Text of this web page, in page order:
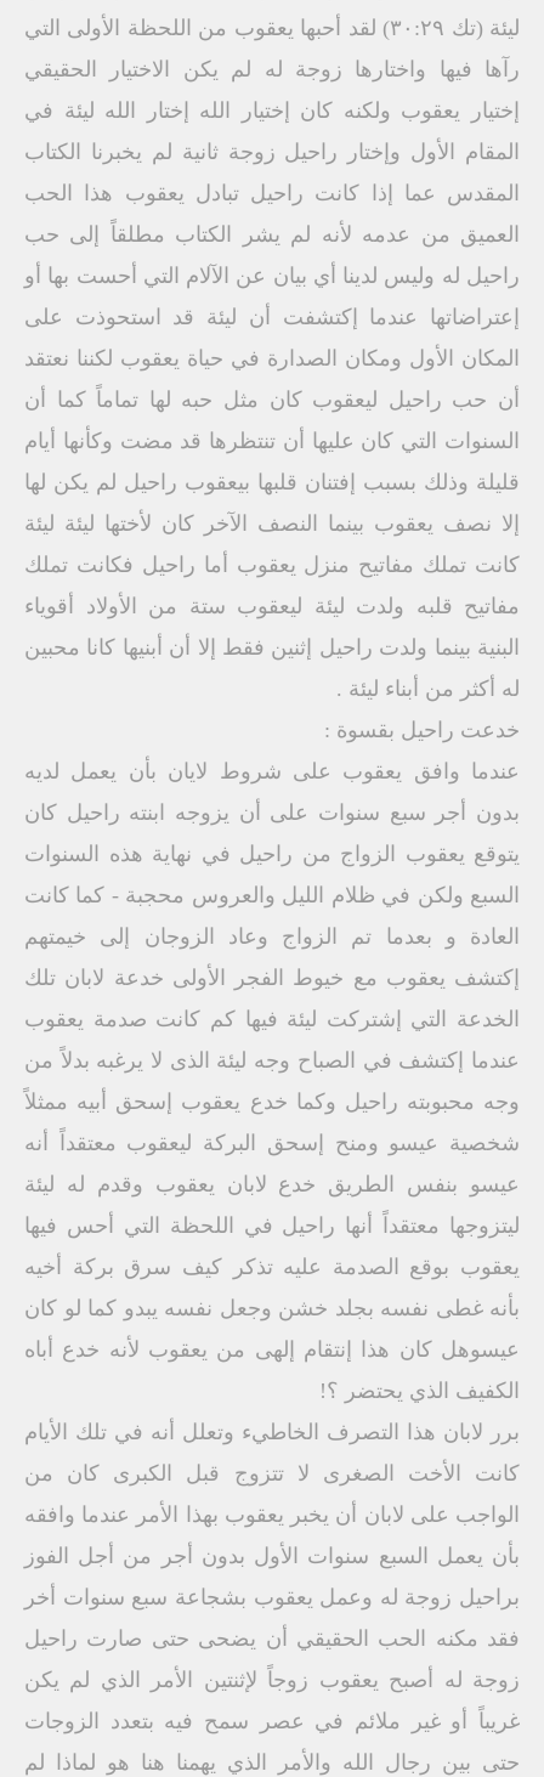
ليئة (تك ۳۰:۲۹) لقد أحبها يعقوب من اللحظة الأولى التي
رآها فيها واختارها زوجة له لم يكن الاختيار الحقيقي
إختيار يعقوب ولكنه كان إختيار الله إختار الله ليئة في
المقام الأول وإختار راحيل زوجة ثانية لم يخبرنا الكتاب
المقدس عما إذا كانت راحيل تبادل يعقوب هذا الحب
العميق من عدمه لأنه لم يشر الكتاب مطلقاً إلى حب
راحيل له وليس لدينا أي بيان عن الآلام التي أحست بها أو
إعتراضاتها عندما إكتشفت أن ليئة قد استحوذت على
المكان الأول ومكان الصدارة في حياة يعقوب لكننا نعتقد
أن حب راحيل ليعقوب كان مثل حبه لها تماماً كما أن
السنوات التي كان عليها أن تنتظرها قد مضت وكأنها أيام
قليلة وذلك بسبب إفتنان قلبها بيعقوب راحيل لم يكن لها
إلا نصف يعقوب بينما النصف الآخر كان لأختها ليئة ليئة
كانت تملك مفاتيح منزل يعقوب أما راحيل فكانت تملك
مفاتيح قلبه ولدت ليئة ليعقوب ستة من الأولاد أقوياء
البنية بينما ولدت راحيل إثنين فقط إلا أن أبنيها كانا محبين
له أكثر من أبناء ليئة .
خدعت راحيل بقسوة :
عندما وافق يعقوب على شروط لايان بأن يعمل لديه
بدون أجر سبع سنوات على أن يزوجه ابنته راحيل كان
يتوقع يعقوب الزواج من راحيل في نهاية هذه السنوات
السبع ولكن في ظلام الليل والعروس محجبة - كما كانت
العادة و بعدما تم الزواج وعاد الزوجان إلى خيمتهم
إكتشف يعقوب مع خيوط الفجر الأولى خدعة لابان تلك
الخدعة التي إشتركت ليئة فيها كم كانت صدمة يعقوب
عندما إكتشف في الصباح وجه ليئة الذى لا يرغبه بدلاً من
وجه محبوبته راحيل وكما خدع يعقوب إسحق أبيه ممثلاً
شخصية عيسو ومنح إسحق البركة ليعقوب معتقداً أنه
عيسو بنفس الطريق خدع لابان يعقوب وقدم له ليئة
ليتزوجها معتقداً أنها راحيل في اللحظة التي أحس فيها
يعقوب بوقع الصدمة عليه تذكر كيف سرق بركة أخيه
بأنه غطى نفسه بجلد خشن وجعل نفسه يبدو كما لو كان
عيسوهل كان هذا إنتقام إلهى من يعقوب لأنه خدع أباه
الكفيف الذي يحتضر ؟!
برر لابان هذا التصرف الخاطيء وتعلل أنه في تلك الأيام
كانت الأخت الصغرى لا تتزوج قبل الكبرى كان من
الواجب على لابان أن يخبر يعقوب بهذا الأمر عندما وافقه
بأن يعمل السبع سنوات الأول بدون أجر من أجل الفوز
براحيل زوجة له وعمل يعقوب بشجاعة سبع سنوات أخر
فقد مكنه الحب الحقيقي أن يضحى حتى صارت راحيل
زوجة له أصبح يعقوب زوجاً لإثنتين الأمر الذي لم يكن
غريباً أو غير ملائم في عصر سمح فيه بتعدد الزوجات
حتى بين رجال الله والأمر الذي يهمنا هنا هو لماذا لم